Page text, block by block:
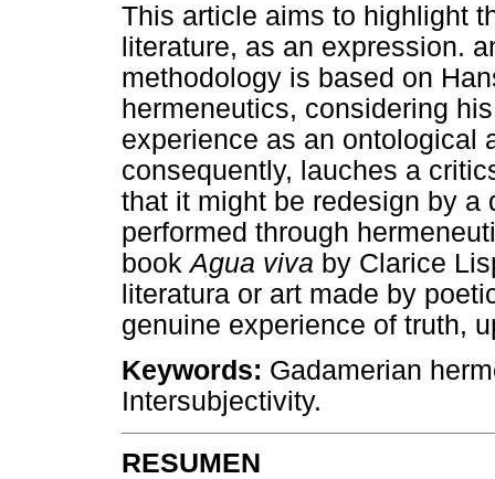
This article aims to highlight
literature, as an expression.
methodology is based on
hermeneutics, considering
experience as an ontological
consequently, lauches a
that it might be redesign by
performed through
bookAgua viva by Clarice
literatura or art made by
genuine experience of truth,
Keywords: Gadamerian
Intersubjectivity.
RESUMEN